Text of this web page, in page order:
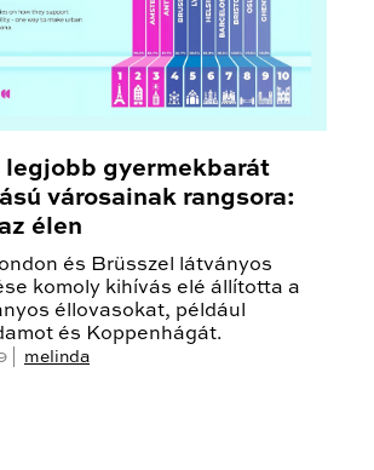
legjobb gyermekbarát
városainak rangsora:
élen
és Brüsszel látványos
komoly kihívás elé állította a
éllovasokat, például
és Koppenhágát.
| melinda